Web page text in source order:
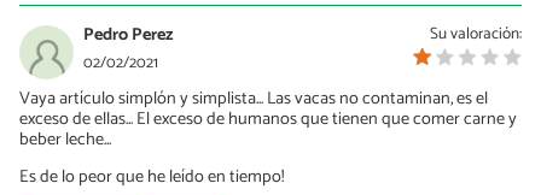
Su valoración:
Pedro Perez
02/02/2021
Vaya artículo simplón y simplista... Las vacas no contaminan, es el
exceso de ellas... El exceso de humanos que tienen que comer carne y
beber leche...
Es de lo peor que he leído en tiempo!